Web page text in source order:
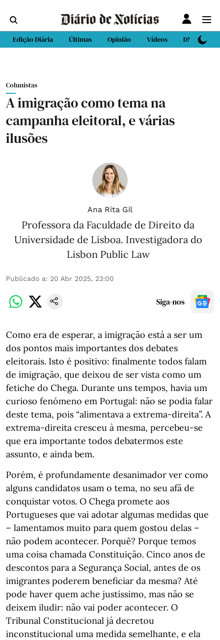
Edição Diária Últimas Opinião Vídeos DN Sport
Colunistas
A imigração como tema na
campanha eleitoral, e várias
ilusões
Ana Rita Gil
Professora da Faculdade de Direito da
Universidade de Lisboa. Investigadora do
Lisbon Public Law
Publicado a: 20 Abr 2025, 23:00
Siga-nos
Como era de esperar, a imigração está a ser um
dos pontos mais importantes dos debates
eleitorais. Isto é positivo: finalmente todos falam
de imigração, que deixou de ser vista como um
fetiche do Chega. Durante uns tempos, havia um
curioso fenómeno em Portugal: não se podia falar
deste tema, pois “alimentava a extrema-direita”. A
extrema-direita cresceu à mesma, percebeu-se
que era importante todos debatermos este
assunto, e ainda bem.
Porém, é profundamente desanimador ver como
alguns candidatos usam o tema, no seu afã de
conquistar votos. O Chega promete aos
Portugueses que vai adotar algumas medidas que
– lamentamos muito para quem gostou delas –
não podem acontecer. Porquê? Porque temos
uma coisa chamada Constituição. Cinco anos de
descontos para a Segurança Social, antes de os
imigrantes poderem beneficiar da mesma? Até
pode haver quem ache justíssimo, mas não se
deixem iludir: não vai poder acontecer. O
Tribunal Constitucional já decretou
inconstitucional uma medida semelhante, e ela